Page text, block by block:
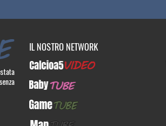
IL NOSTRO NETWORK
Calcioa5Video
BabyTUBE
GameTUBE